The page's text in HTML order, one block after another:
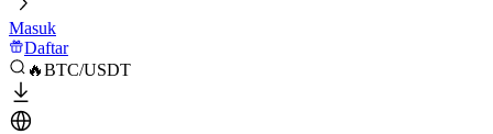
Masuk
Daftar
🔥BTC/USDT